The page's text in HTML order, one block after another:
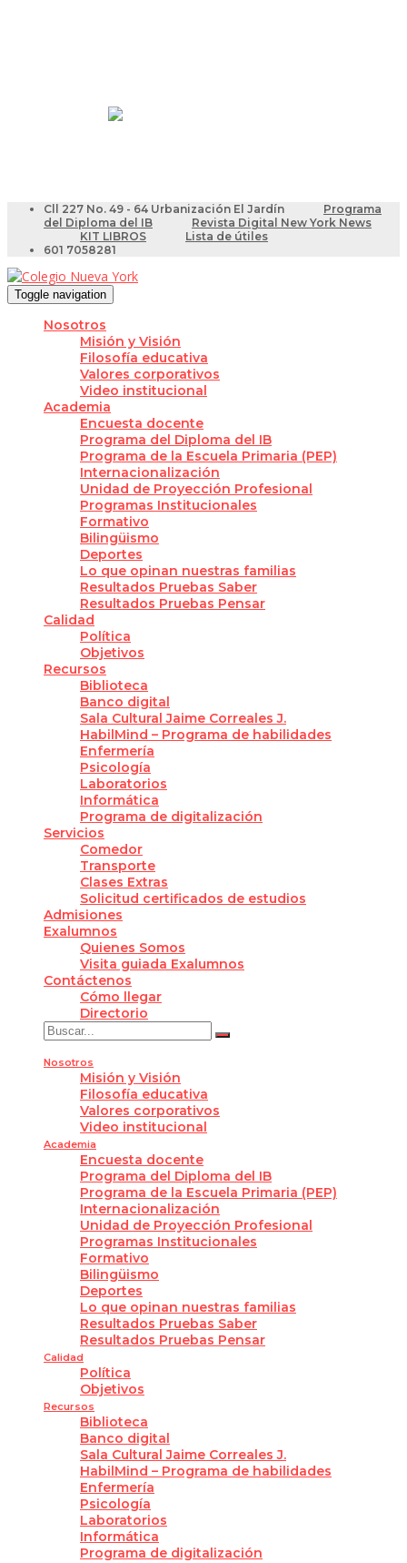
Cll 227 No. 49 - 64 Urbanización El Jardín
Programa
del Diploma del IB
Revista Digital New York News
KIT LIBROS
Lista de útiles
601 7058281
Toggle navigation
Nosotros
Misión y Visión
Filosofía educativa
Valores corporativos
Video institucional
Academia
Encuesta docente
Programa del Diploma del IB
Programa de la Escuela Primaria (PEP)
Internacionalización
Unidad de Proyección Profesional
Programas Institucionales
Formativo
Bilingüismo
Deportes
Lo que opinan nuestras familias
Resultados Pruebas Saber
Resultados Pruebas Pensar
Calidad
Política
Objetivos
Recursos
Biblioteca
Banco digital
Sala Cultural Jaime Correales J.
HabilMind – Programa de habilidades
Enfermería
Psicología
Laboratorios
Informática
Programa de digitalización
Servicios
Comedor
Transporte
Clases Extras
Solicitud certificados de estudios
Admisiones
Exalumnos
Quienes Somos
Visita guiada Exalumnos
Contáctenos
Cómo llegar
Directorio
Nosotros
Misión y Visión
Filosofía educativa
Valores corporativos
Video institucional
Academia
Encuesta docente
Programa del Diploma del IB
Programa de la Escuela Primaria (PEP)
Internacionalización
Unidad de Proyección Profesional
Programas Institucionales
Formativo
Bilingüismo
Deportes
Lo que opinan nuestras familias
Resultados Pruebas Saber
Resultados Pruebas Pensar
Calidad
Política
Objetivos
Recursos
Biblioteca
Banco digital
Sala Cultural Jaime Correales J.
HabilMind – Programa de habilidades
Enfermería
Psicología
Laboratorios
Informática
Programa de digitalización